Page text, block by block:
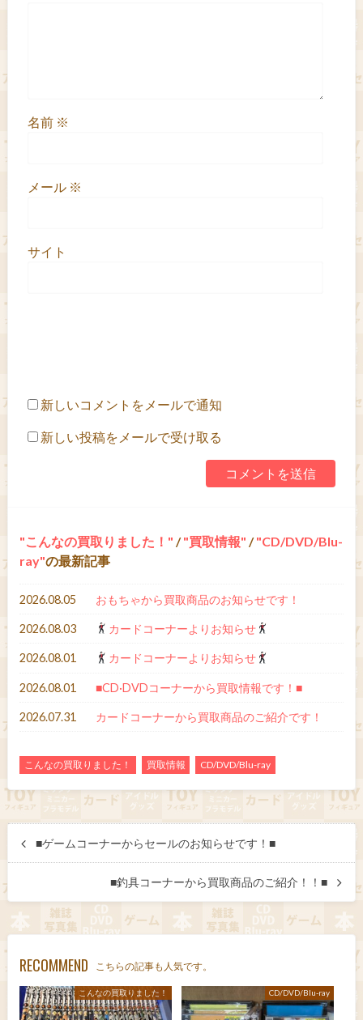
名前 ※
メール ※
サイト
新しいコメントをメールで通知
新しい投稿をメールで受け取る
こんなの買取りました！ / 買取情報 / CD/DVD/Blu-
ray の最新記事
2026.08.05 おもちゃから買取商品のお知らせです！
2026.08.03 カードコーナーよりお知らせ
2026.08.01 カードコーナーよりお知らせ
2026.08.01 ■CD·DVDコーナーから買取情報です！■
2026.07.31 カードコーナーから買取商品のご紹介です！
こんなの買取りました！ 買取情報 CD/DVD/Blu-ray
■ゲームコーナーからセールのお知らせです！■
■釣具コーナーから買取商品のご紹介！！■
RECOMMEND こちらの記事も人気です。
こんなの買取りました！ CD/DVD/Blu-ray